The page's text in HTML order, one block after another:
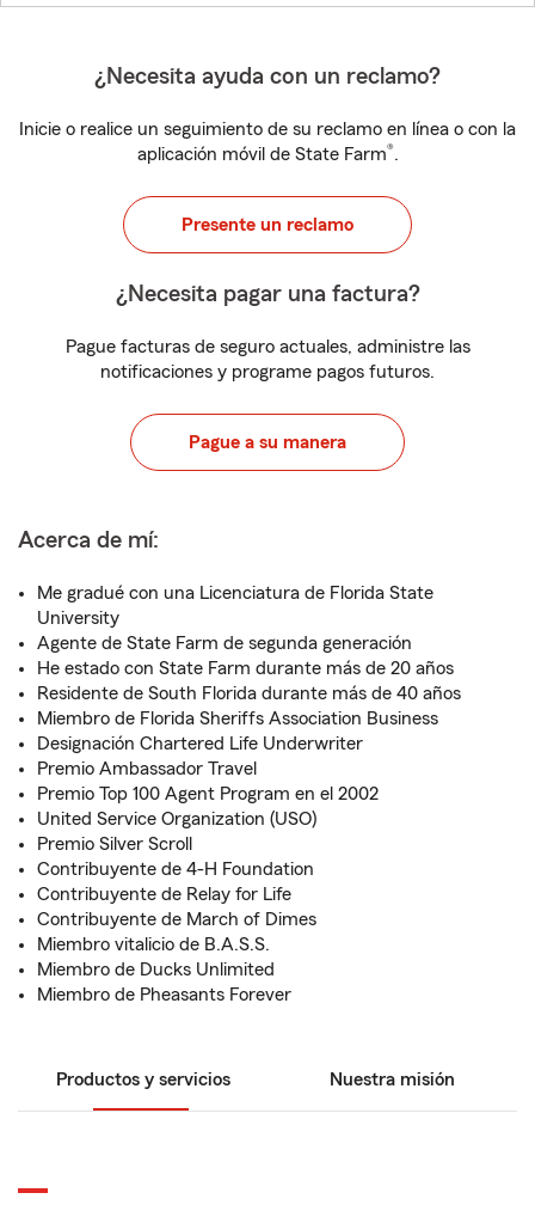
¿Necesita ayuda con un reclamo?
Inicie o realice un seguimiento de su reclamo en línea o con la
aplicación móvil de State Farm®.
Presente un reclamo
¿Necesita pagar una factura?
Pague facturas de seguro actuales, administre las
notificaciones y programe pagos futuros.
Pague a su manera
Acerca de mí:
Me gradué con una Licenciatura de Florida State
University
Agente de State Farm de segunda generación
He estado con State Farm durante más de 20 años
Residente de South Florida durante más de 40 años
Miembro de Florida Sheriffs Association Business
Designación Chartered Life Underwriter
Premio Ambassador Travel
Premio Top 100 Agent Program en el 2002
United Service Organization (USO)
Premio Silver Scroll
Contribuyente de 4-H Foundation
Contribuyente de Relay for Life
Contribuyente de March of Dimes
Miembro vitalicio de B.A.S.S.
Miembro de Ducks Unlimited
Miembro de Pheasants Forever
Productos y servicios Nuestra misión